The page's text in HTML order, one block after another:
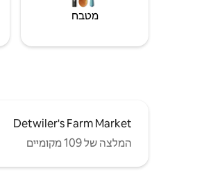
מטבח
Detwiler's Farm Market
המלצה של 109 מקומיים